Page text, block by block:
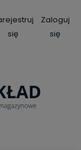
się
Zaloguj
się